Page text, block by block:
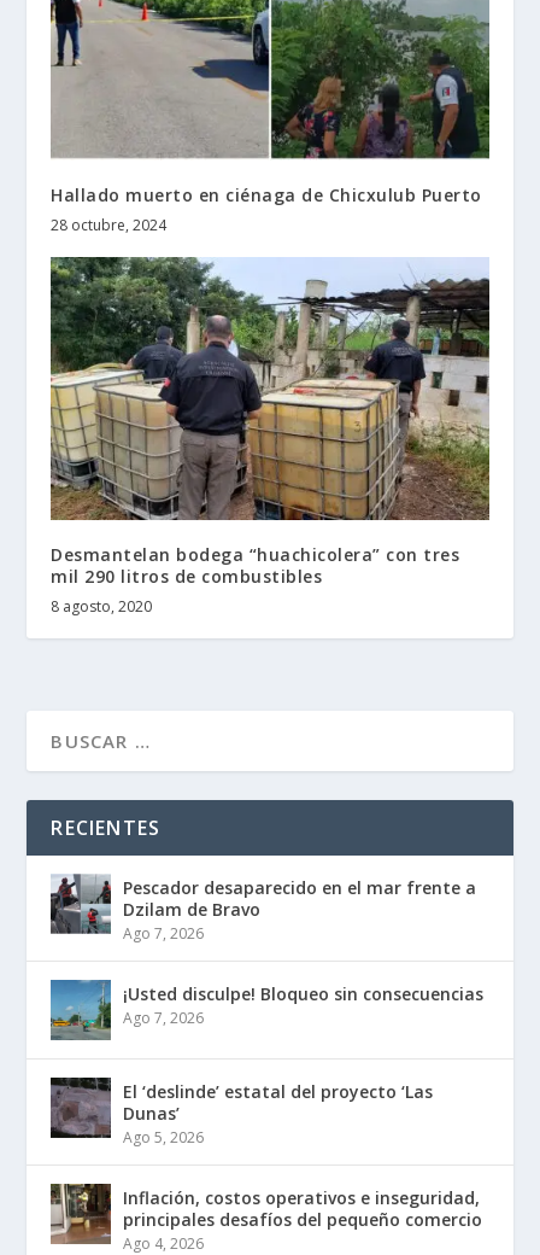
Hallado muerto en ciénaga de Chicxulub Puerto
28 octubre, 2024
Desmantelan bodega “huachicolera” con tres
mil 290 litros de combustibles
8 agosto, 2020
RECIENTES
Pescador desaparecido en el mar frente a
Dzilam de Bravo
Ago 7, 2026
¡Usted disculpe! Bloqueo sin consecuencias
Ago 7, 2026
El ‘deslinde’ estatal del proyecto ‘Las
Dunas’
Ago 5, 2026
Inflación, costos operativos e inseguridad,
principales desafíos del pequeño comercio
Ago 4, 2026